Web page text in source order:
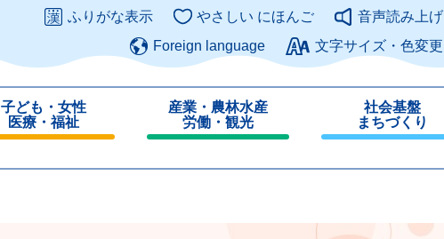
このページの本文へ
ふりがな表示 やさしい にほんご
音声読み上げ
Foreign language
文字サイズ・色変更
子ども・女性
医療・福祉
産業・農林水産
労働・観光
じ
社会基盤
まちづくり
じ